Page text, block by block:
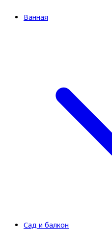
Ванная
Сад и балкон